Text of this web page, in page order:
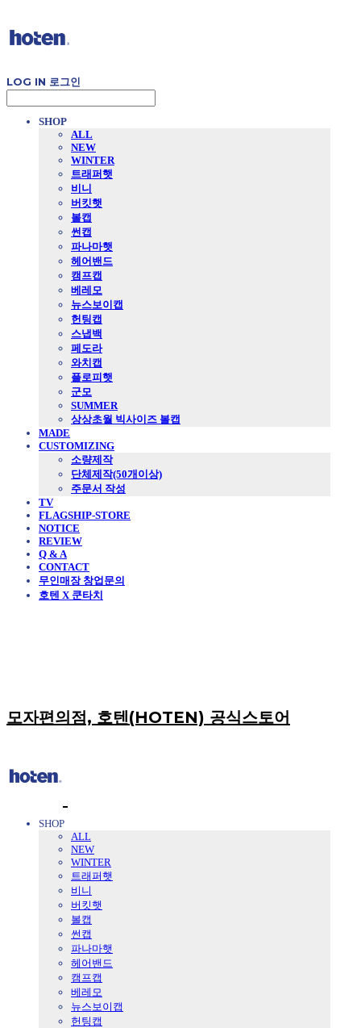
LOG IN 로그인
SHOP
ALL
NEW
WINTER
트래퍼햇
비니
버킷햇
볼캡
썬캡
파나마햇
헤어밴드
캠프캡
베레모
뉴스보이캡
헌팅캡
스냅백
페도라
와치캡
플로피햇
군모
SUMMER
상상초월 빅사이즈 볼캡
MADE
CUSTOMIZING
소량제작
단체제작(50개이상)
주문서 작성
TV
FLAGSHIP-STORE
NOTICE
REVIEW
Q & A
CONTACT
무인매장 창업문의
호텐 X 쿤타치
모자편의점, 호텐(HOTEN) 공식스토어
SHOP
ALL
NEW
WINTER
트래퍼햇
비니
버킷햇
볼캡
썬캡
파나마햇
헤어밴드
캠프캡
베레모
뉴스보이캡
헌팅캡